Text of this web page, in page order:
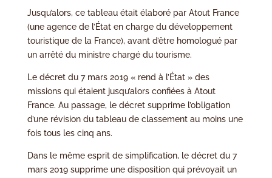
Jusqu’alors, ce tableau était élaboré par Atout France
(une agence de l’État en charge du développement
touristique de la France), avant d’être homologué par
un arrêté du ministre chargé du tourisme.
Le décret du 7 mars 2019 « rend à l’État » des
missions qui étaient jusqu’alors confiées à Atout
France. Au passage, le décret supprime l’obligation
d’une révision du tableau de classement au moins une
fois tous les cinq ans.
Dans le même esprit de simplification, le décret du 7
mars 2019 supprime une disposition qui prévoyait un